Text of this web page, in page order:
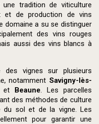
une tradition de viticulture
et de production de vins
domaine a su se distinguer
des vins rouges
aussi des vins blancs à
des vignes sur plusieurs
notamment Savigny-lès-
et Beaune. Les parcelles
des méthodes de culture
du sol et de la vigne. Les
pour garantir une